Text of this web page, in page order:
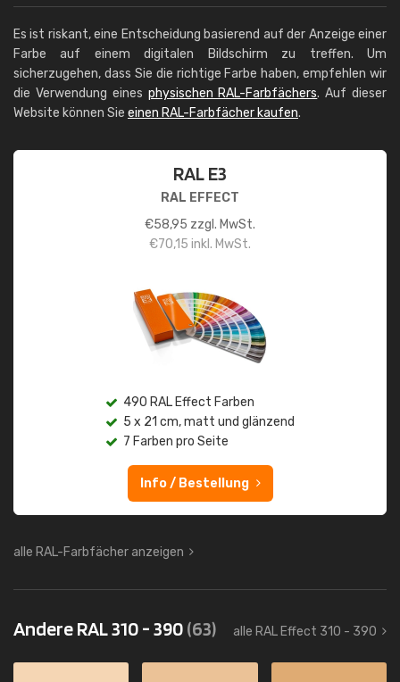
Es ist riskant, eine Entscheidung basierend auf der Anzeige einer
Farbe auf einem digitalen Bildschirm zu treffen. Um
sicherzugehen, dass Sie die richtige Farbe haben, empfehlen wir
die Verwendung eines physischen RAL-Farbfächers. Auf dieser
Website können Sie einen RAL-Farbfächer kaufen.
RAL E3
RAL EFFECT
€58,95 zzgl. MwSt.
€70,15 inkl. MwSt.
490 RAL Effect Farben
5 x 21 cm, matt und glänzend
7 Farben pro Seite
Info / Bestellung
alle RAL-Farbfächer anzeigen
Andere RAL 310 - 390(63) alle RAL Effect 310 - 390